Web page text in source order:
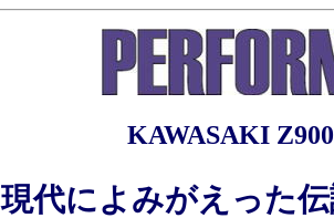
KAWASAKI
現代によみがえった